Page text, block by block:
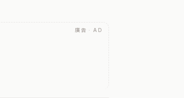
廣告 · AD